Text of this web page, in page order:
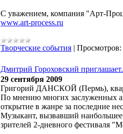
C уважением, компания "Арт-
www.art-process.ru
Творческие события | Просмотров:
Дмитрий Гороховский
29 сентября 2009
Григорий ДАНСКОЙ (Пермь),
По мнению многих заслуженных
открытие в жанре за последние
Музыкант, вызвавший
зрителей 2-дневного фестиваля